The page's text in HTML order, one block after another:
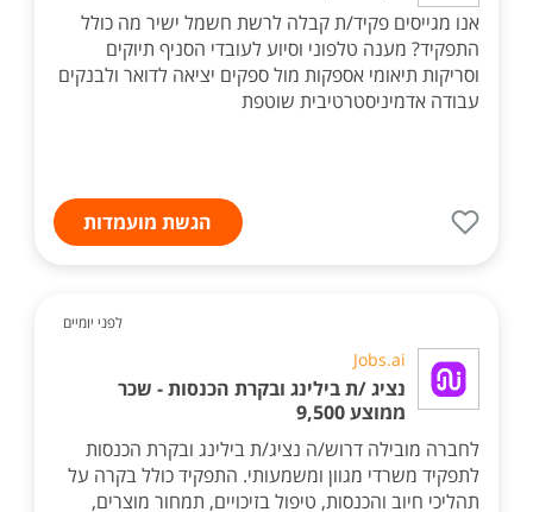
אנו מגייסים פקיד/ת קבלה לרשת חשמל ישיר מה כולל
התפקיד? מענה טלפוני וסיוע לעובדי הסניף תיוקים
וסריקות תיאומי אספקות מול ספקים יציאה לדואר ולבנקים
עבודה אדמיניסטרטיבית שוטפת
הגשת מועמדות
לפני יומיים
Jobs.ai
נציג /ת בילינג ובקרת הכנסות - שכר
ממוצע 9,500
לחברה מובילה דרוש/ה נציג/ת בילינג ובקרת הכנסות
לתפקיד משרדי מגוון ומשמעותי. התפקיד כולל בקרה על
תהליכי חיוב והכנסות, טיפול בזיכויים, תמחור מוצרים,